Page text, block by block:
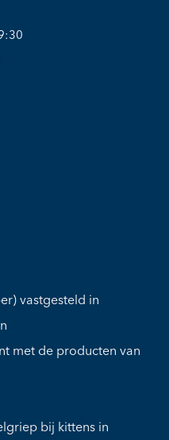
vastgesteld in
met de producten van
bij kittens in